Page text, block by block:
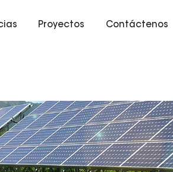
Proyectos Contáctenos